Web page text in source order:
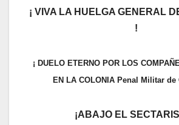
¡ VIVA LA HUELGA GENERAL
!
¡ DUELO ETERNO POR LOS
EN LA COLONIA Penal Militar de
¡ABAJO EL